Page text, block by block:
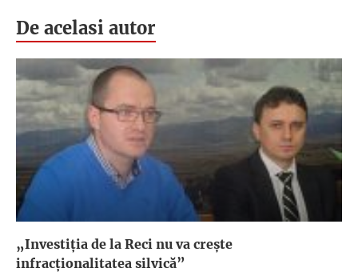
De acelasi autor
„Investiţia de la Reci nu va creşte
infracţionalitatea silvică”